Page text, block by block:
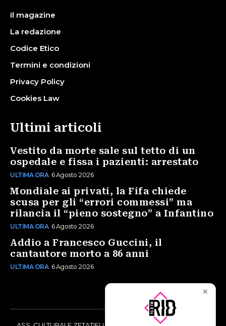
Il magazine
La redazione
Codice Etico
Termini e condizioni
Privacy Policy
Cookies Law
Ultimi articoli
Vestito da morte sale sul tetto di un
ospedale e fissa i pazienti: arrestato
ULTIMA ORA 6 Agosto 2026
Mondiale ai privati, la Fifa chiede
scusa per gli “errori commessi” ma
rilancia il “pieno sostegno” a Infantino
ULTIMA ORA 6 Agosto 2026
Addio a Francesco Guccini, il
cantautore morto a 86 anni
ULTIMA ORA 6 Agosto 2026
✕